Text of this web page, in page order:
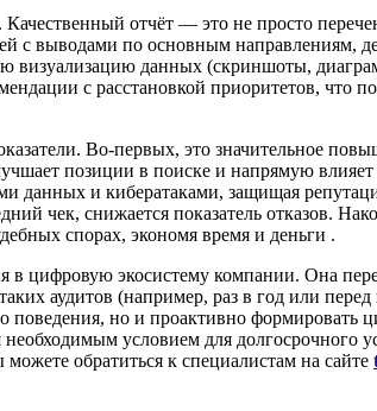
Качественный отчёт — это не просто
с выводами по основным направлениям,
визуализацию данных (скриншоты,
с расстановкой приоритетов, что
Во-первых, это значительное
позиции в поиске и напрямую влияет
данных и кибератаками, защищая
чек, снижается показатель отказов.
спорах, экономя время и деньги .
в цифровую экосистему компании. Она
аудитов (например, раз в год или
поведения, но и проактивно
условием для долгосрочного
можете обратиться к специалистам на сайте